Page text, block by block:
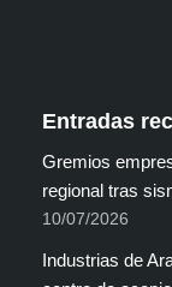
Entradas
Gremios
regional tras
10/07/2026
Industrias de